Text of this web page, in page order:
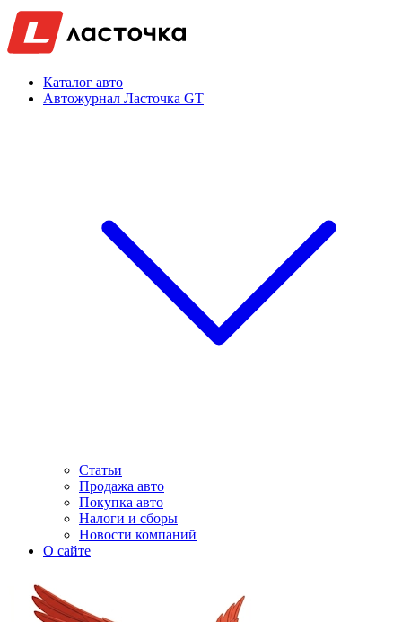
Каталог авто
Автожурнал Ласточка GT
Статьи
Продажа авто
Покупка авто
Налоги и сборы
Новости компаний
О сайте